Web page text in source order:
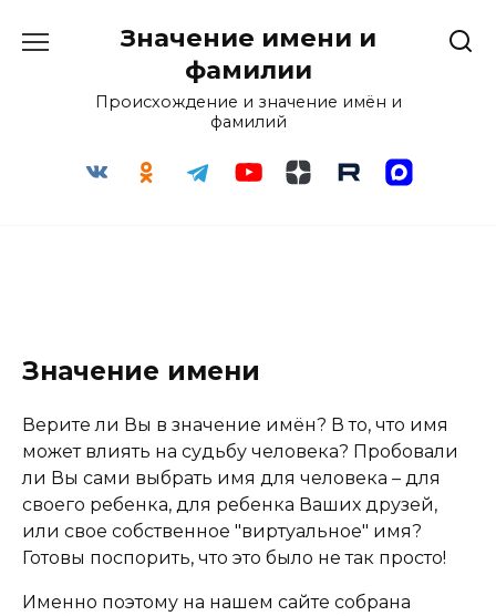
Значение имени и
фамилии
Происхождение и значение имён и
фамилий
Значение имени
Верите ли Вы в значение имён? В то, что имя
может влиять на судьбу человека? Пробовали
ли Вы сами выбрать имя для человека – для
своего ребенка, для ребенка Ваших друзей,
или свое собственное "виртуальное" имя?
Готовы поспорить, что это было не так просто!
Именно поэтому на нашем сайте собрана